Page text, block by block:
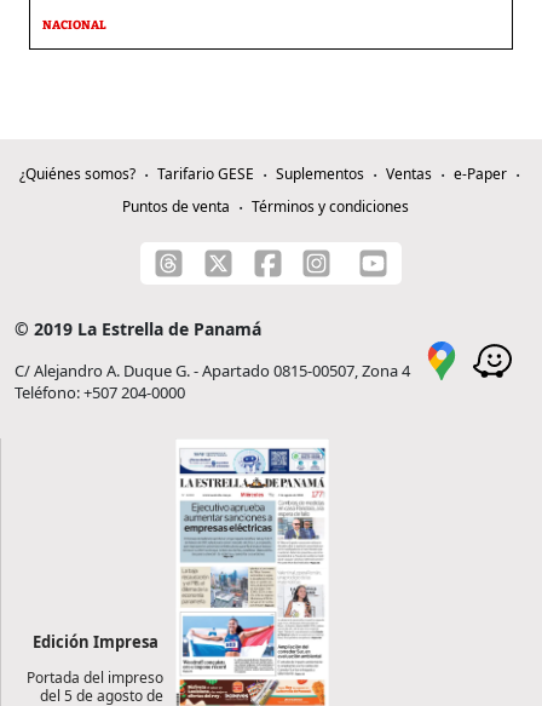
NACIONAL
¿Quiénes somos? Tarifario GESE Suplementos Ventas
e-Paper
Puntos de venta
Términos y condiciones
© 2019 La Estrella de Panamá
C/ Alejandro A. Duque G. - Apartado 0815-00507, Zona 4
Teléfono: +507 204-0000
Edición Impresa
Portada del impreso
del 5 de agosto de